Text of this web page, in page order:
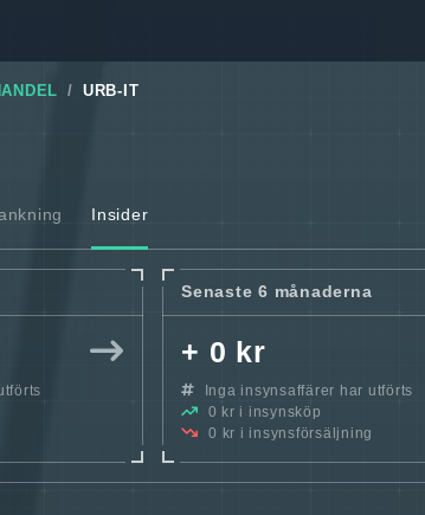
URB-IT
Insider
Senaste 6 månaderna
+ 0 kr
Inga insynsaffärer har utförts
0 kr i insynsköp
0 kr i insynsförsäljning